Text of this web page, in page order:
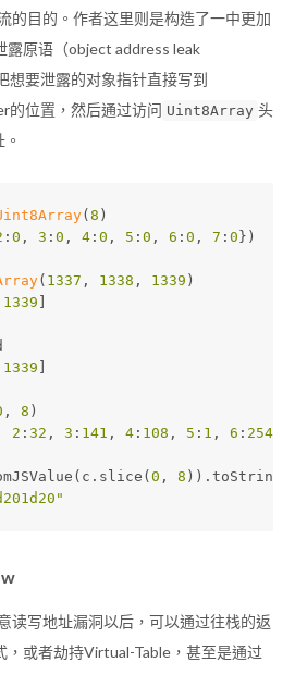
的目的。作者这里则是构造了一中更加
原语（object address leak
想要泄露的对象指针直接写到
的位置，然后通过访问 Uint8Array 头
( 8 )
: 0 , 3 : 0 , 4 : 0 , 5 : 0 , 6 : 0 , 7 : 0 })
( 1337 , 1338 , 1339 )
1339
1339
, 8 )
2 : 32 , 3 : 141 , 4 : 108 , 5 : 1 , 6 : 254
0 , 8 )).toString(
读写地址漏洞以后，可以通过往栈的返
，或者劫持Virtual-Table，甚至是通过